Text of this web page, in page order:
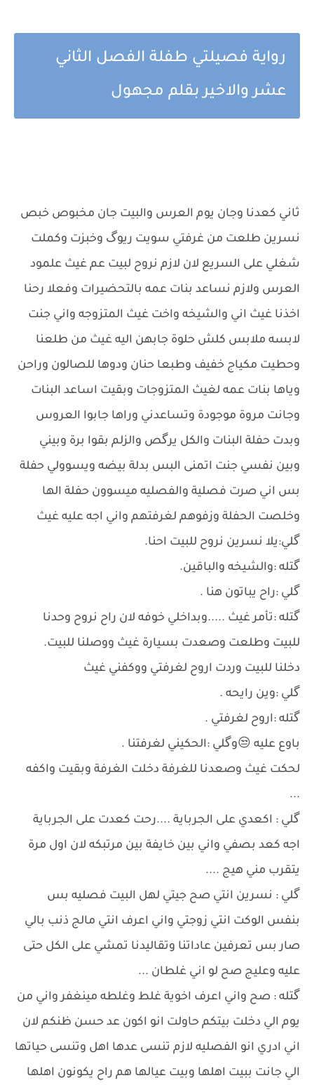
رواية فصيلتي طفلة الفصل الثاني
عشر والاخير بقلم مجهول
ثاني كعدنا وجان يوم العرس والبيت جان مخبوص خبص
نسرين طلعت من غرفتي سويت ريوگ وخبزت وكملت
شغلي على السريع لان لازم نروح لبيت عم غيث علمود
العرس ولازم نساعد بنات عمه بالتحضيرات وفعلا رحنا
اخذنا غيث اني والشيخه واخت غيث المتزوجه واني جنت
لابسه ملابس كلش حلوة جابهن اليه غيث من طلعنا
وحطيت مكياج خفيف وطبعا حنان ودوها للصالون وراحن
وياها بنات عمه لغيث المتزوجات وبقيت اساعد البنات
وجانت مروة موجودة وتساعدني وراها جابوا العروس
وبدت حفلة البنات والكل يرگص والزلم بقوا برة وبيني
وبين نفسي جنت اتمنى البس بدلة بيضه ويسوولي حفلة
بس اني صرت فصلية والفصليه ميسوون حفلة الها
وخلصت الحفلة وزفوهم لغرفتهم واني اجه عليه غيث
گلي:يلا نسرين نروح للبيت احنا.
گتله :والشيخه والباقين.
گلي :راح يباتون هنا .
گتله :تأمر غيث .....وبداخلي خوفه لان راح نروح وحدنا
للبيت وطلعت وصعدت بسيارة غيث ووصلنا للبيت.
دخلنا للبيت وردت اروح لغرفتي ووكفني غيث
گلي :وين رايحه .
گتله :اروح لغرفتي .
باوع عليه 😒وگلي :الحكيني لغرفتنا .
لحكت غيث وصعدنا للغرفة دخلت الغرفة وبقيت واكفه
...
گلي : اكعدي على الجرباية ....رحت كعدت على الجرباية
اجه كعد بصفي واني بين خايفة بين مرتبكه لان اول مرة
يتقرب مني هيج ....
گلي : نسرين انتي صح جيتي لهل البيت فصليه بس
بنفس الوكت انتي زوجتي واني اعرف انتي مالج ذنب بالي
صار بس تعرفين عاداتنا وتقاليدنا تمشي على الكل حتى
عليه وعليج صح لو اني غلطان ...
گتله : صح واني اعرف اخوية غلط وغلطه مينغفر واني من
يوم الي دخلت بيتكم حاولت انو اكون عد حسن ظنكم لان
اني ادري انو الفصليه لازم تنسى عدها اهل وتنسى حياتها
الي جانت ببيت اهلها وبيت عيالها هم راح يكونون اهلها